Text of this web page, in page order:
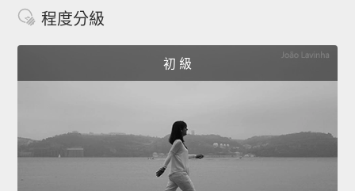
程度分級
初 級